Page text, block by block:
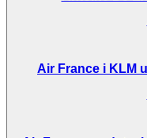
Air France i KLM